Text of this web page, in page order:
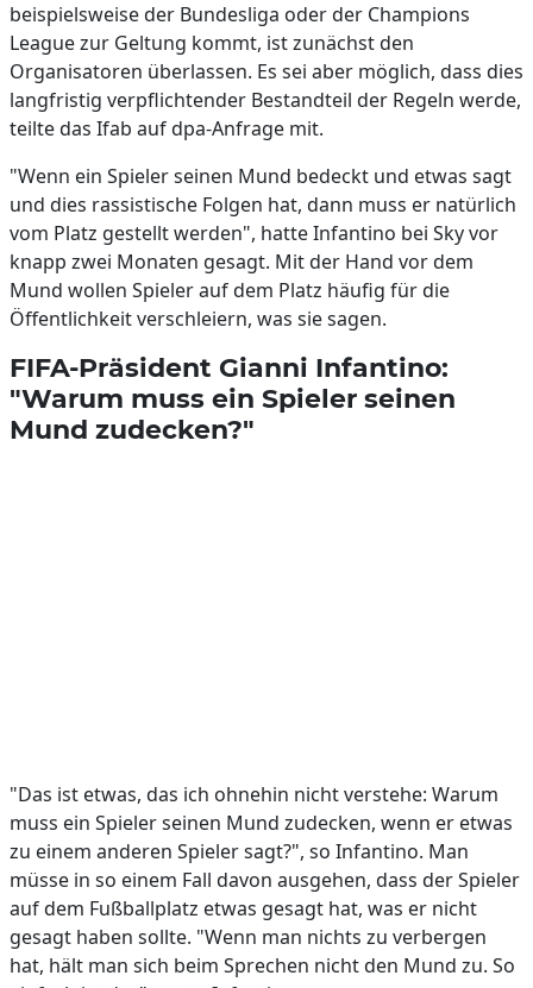
beispielsweise der Bundesliga oder der Champions
League zur Geltung kommt, ist zunächst den
Organisatoren überlassen. Es sei aber möglich, dass dies
langfristig verpflichtender Bestandteil der Regeln werde,
teilte das Ifab auf dpa-Anfrage mit.
"Wenn ein Spieler seinen Mund bedeckt und etwas sagt
und dies rassistische Folgen hat, dann muss er natürlich
vom Platz gestellt werden", hatte Infantino bei Sky vor
knapp zwei Monaten gesagt. Mit der Hand vor dem
Mund wollen Spieler auf dem Platz häufig für die
Öffentlichkeit verschleiern, was sie sagen.
FIFA-Präsident Gianni Infantino:
"Warum muss ein Spieler seinen
Mund zudecken?"
"Das ist etwas, das ich ohnehin nicht verstehe: Warum
muss ein Spieler seinen Mund zudecken, wenn er etwas
zu einem anderen Spieler sagt?", so Infantino. Man
müsse in so einem Fall davon ausgehen, dass der Spieler
auf dem Fußballplatz etwas gesagt hat, was er nicht
gesagt haben sollte. "Wenn man nichts zu verbergen
hat, hält man sich beim Sprechen nicht den Mund zu. So